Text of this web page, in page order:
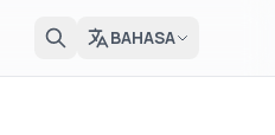
BAHASA